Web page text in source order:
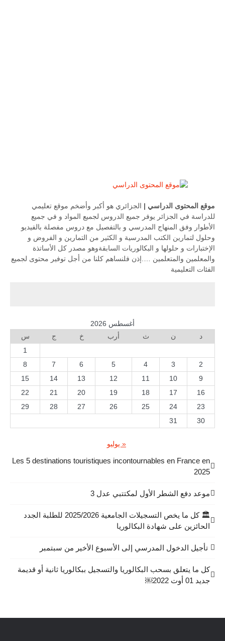
موقع المحتوى الدراسي | الجزائري هو أكبر وأضخم موقع تعليمي
للدراسة في الجزائر يوفر جميع الدروس لجميع المواد و في جميع
الأطوار وفق المنهاج المدرسي و بالتفصيل مع دروس مفصلة بالفيديو
وحلول لتمارين الكتب المدرسية و الكثير من التمارين و الفروض و
الإختبارات و حلولها و البكالوريات السابقةوهو مصدر كل الأساتذة
والمعلمين والمتعلمين ….إذن فلنساهم كلنا من أجل توفير محتوى لجميع
الفئات التعليمية
أغسطس 2026
د
ن ث أرب خ ج
س
1
2
3
4
5
6
7
8
9
10
11
12
13
14
15
16
17
18
19
20
21
22
23
24
25
26
27
28
29
30
31
« يوليو
Les 5 destinations touristiques incontournables en France en
2025
موعد دفع الشطر الأول لمكتتبي عدل 3
🏛️ كل ما يخص التسجيلات الجامعية 2025/2026 للطلبة الجدد
الحائزين على شهادة البكالوريا
تأجيل الدخول المدرسي إلى الأسبوع الأخير من سبتمبر
كل ما يتعلق بسحب البكالوريا والتسجيل ببكالوريا ثانية أو قديمة
جديد 01 أوت 2022￼